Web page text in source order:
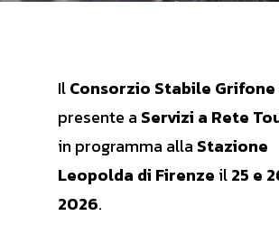
IlConsorzio Stabile Grifone
presente a Servizi a Rete
in programma alla Stazione
Leopolda di Firenze il25 e
2026.